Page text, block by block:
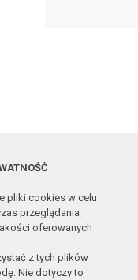
reserved.
2.26.08.07
pliki cookies w celu
przeglądania
oferowanych
z tych plików
Nie dotyczy to